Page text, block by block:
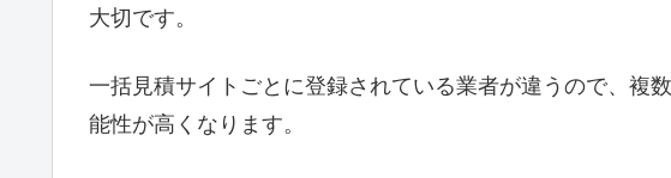
大切です。
一括見積サイトごとに登録されている業者が違うので、複
能性が高くなります。